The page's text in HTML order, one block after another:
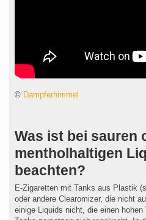
© Dampferhimmel
Was ist bei sauren
mentholhaltigen
beachten?
E-Zigaretten mit Tanks aus Plastik
oder andere Clearomizer, die nicht
einige Liquids nicht, die einen hohen